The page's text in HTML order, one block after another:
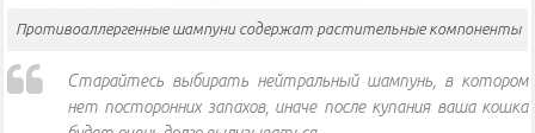
Противоаллергенные шампуни содержат растительные компоненты
Старайтесь выбирать нейтральный шампунь, в котором
нет посторонних запахов, иначе после купания ваша кошка